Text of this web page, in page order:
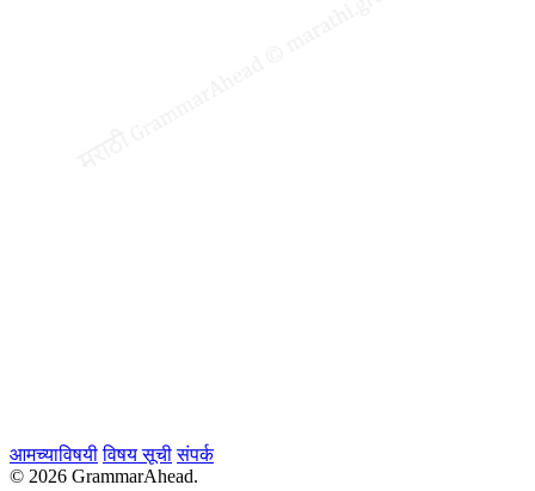
आमच्याविषयी विषय सूची संपर्क
© 2026 GrammarAhead.